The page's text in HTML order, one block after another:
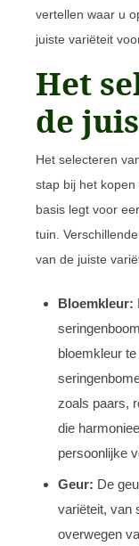
vertellen waar u
juiste variëteit
Het
de
Het selecteren
stap bij het
basis legt voor
tuin.
van de juiste
Bloemkleur:
bloemkleur
zoals paars,
die
persoonlijke
Geur: De
variëteit, van
overwegen